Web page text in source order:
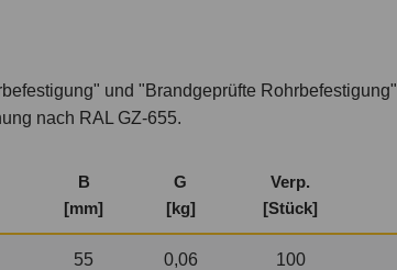
und "Brandgeprüfte Rohrbefestigung"
nach RAL GZ-655.
B
[mm]
G
[kg]
Verp.
[Stück]
55 0,06 100